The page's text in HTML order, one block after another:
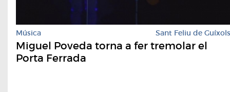
Música Sant Feliu de Guíxols
Miguel Poveda torna a fer tremolar el
Porta Ferrada